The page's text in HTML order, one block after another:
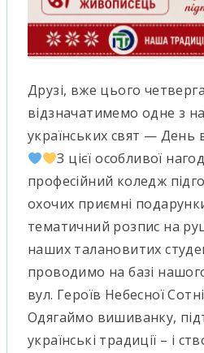
Друзі, вже цього
відзначатимемо одне з
українських свят — День
З цієї особливої
професійний коледж
охочих приємні
тематичний розпис на
наших талановитих
проводимо на базі
вул. Героїв Небесної
Одягаймо вишиванку,
українські традиції – і